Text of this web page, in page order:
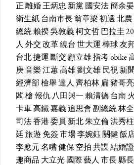
正離婚王炳忠 新黨國安法簡余晏
衛生紙台南市長翁章梁初選北農
總統賴揆吳敦義柯文哲巴拉圭
人 外交改革繞台 世大運棒球友
台北捷運 斷交 顧立雄指考obike
庚音樂江蕙高雄劉文雄民視新聞
經濟部檢舉達人 齊柏林 扁豬哥亮
闆槍報仇 八田與一賴清德台南
卡車高鐵嘉義追思會副總統林全
司法香港委員 新北朱立倫洪秀柱
廷旅遊 免簽市場李婉鈺關鍵飯
李應元名嘴健保空拍共諜結婚
趣商品 大立光國際藝人 市長縣長